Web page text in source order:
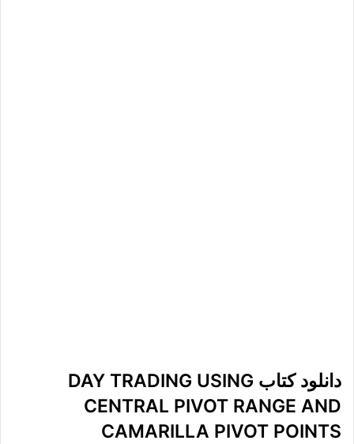
دانلود کتاب DAY TRADING USING
CENTRAL PIVOT RANGE AND
CAMARILLA PIVOT POINTS